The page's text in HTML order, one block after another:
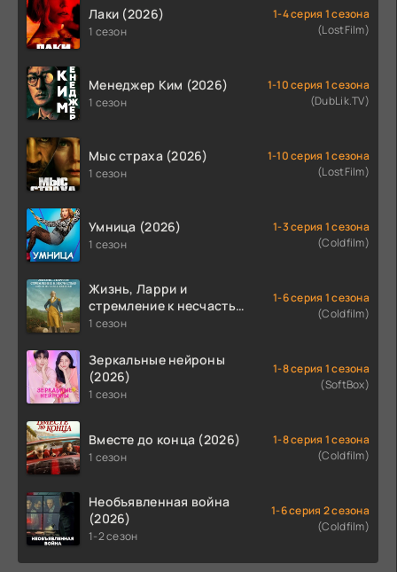
Лаки (2026)
1 сезон
1-4 серия 1 сезона
(LostFilm)
Менеджер Ким (2026)
1 сезон
1-10 серия 1 сезона
(DubLik.TV)
Мыс страха (2026)
1 сезон
1-10 серия 1 сезона
(LostFilm)
Умница (2026)
1 сезон
1-3 серия 1 сезона
(Coldfilm)
Жизнь, Ларри и
стремление к несчастью:
Почти история Америки
1 сезон
1-6 серия 1 сезона
(Coldfilm)
Зеркальные нейроны
(2026)
1 сезон
1-8 серия 1 сезона
(SoftBox)
Вместе до конца (2026)
1 сезон
1-8 серия 1 сезона
(Coldfilm)
Необъявленная война
(2026)
1-2 сезон
1-6 серия 2 сезона
(Coldfilm)